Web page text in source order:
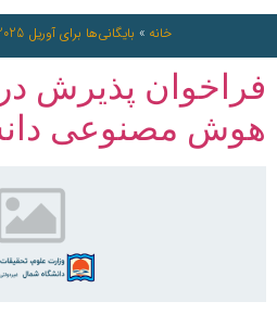
خانه » بایگانی‌ها برای آوریل 2025
فراخوان پذیرش
هوش مصنوعی